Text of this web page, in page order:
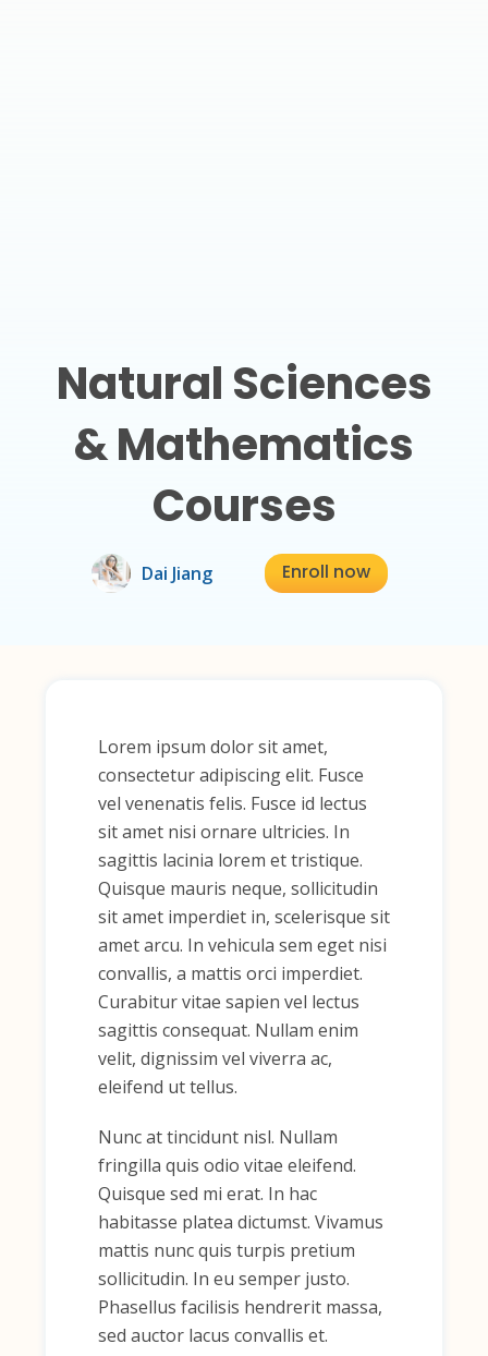
Natural Sciences
& Mathematics
Courses
Dai Jiang Enroll now
Lorem ipsum dolor sit amet,
consectetur adipiscing elit. Fusce
vel venenatis felis. Fusce id lectus
sit amet nisi ornare ultricies. In
sagittis lacinia lorem et tristique.
Quisque mauris neque, sollicitudin
sit amet imperdiet in, scelerisque sit
amet arcu. In vehicula sem eget nisi
convallis, a mattis orci imperdiet.
Curabitur vitae sapien vel lectus
sagittis consequat. Nullam enim
velit, dignissim vel viverra ac,
eleifend ut tellus.
Nunc at tincidunt nisl. Nullam
fringilla quis odio vitae eleifend.
Quisque sed mi erat. In hac
habitasse platea dictumst. Vivamus
mattis nunc quis turpis pretium
sollicitudin. In eu semper justo.
Phasellus facilisis hendrerit massa,
sed auctor lacus convallis et.